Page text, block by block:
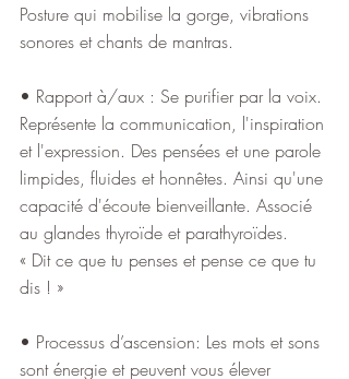
Posture qui mobilise la gorge, vibrations
sonores et chants de mantras.
• Rapport à/aux : Se purifier par la voix.
Représente la communication, l'inspiration
et l'expression. Des pensées et une parole
limpides, fluides et honnêtes. Ainsi qu'une
capacité d'écoute bienveillante. Associé
au glandes thyroïde et parathyroïdes.
« Dit ce que tu penses et pense ce que tu
dis ! »
• Processus d’ascension: Les mots et sons
sont énergie et peuvent vous élever